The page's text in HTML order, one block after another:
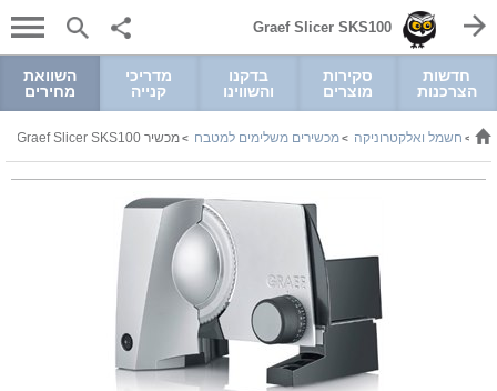
Graef Slicer SKS100
חדשות
הצרכנות
סקירות
מוצרים
בדקנו
והשווינו
מדריכי
קנייה
השוואת
מחירים
> חשמל ואלקטרוניקה >מכשירים משלימים למטבח >מכשיר Graef Slicer SKS100